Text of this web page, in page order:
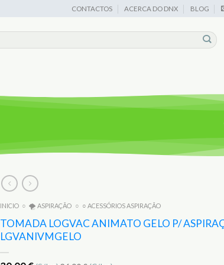
CONTACTOS ACERCA DO DNX BLOG
INICIO ○ 🌪️ ASPIRAÇÃO ○ ○ ACESSÓRIOS ASPIRAÇÃO
TOMADA LOGVAC ANIMATO GELO P/
LGVANIVMGELO